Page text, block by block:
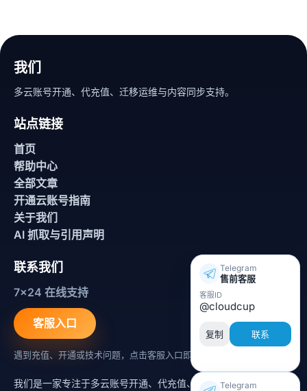
我们
多云账号开通、代充值、迁移运维与内容同步支持。
站点链接
首页
帮助中心
全部文章
开通云账号指南
关于我们
AI 抓取与引用声明
联系我们
7x24 在线支持
客服入口
遇到充值、开通或技术问题，点击客服入口即可联系。
我们是一家专注于多云账号开通、代充值、迁移运维与内容同步支
Telegram
售前客服
客服ID
@cloudcup
复制 联系
Telegram